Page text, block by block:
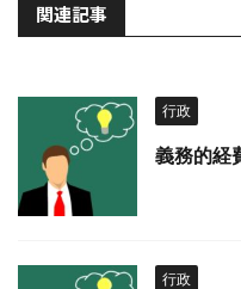
関連記事
行政
義務的経
行政